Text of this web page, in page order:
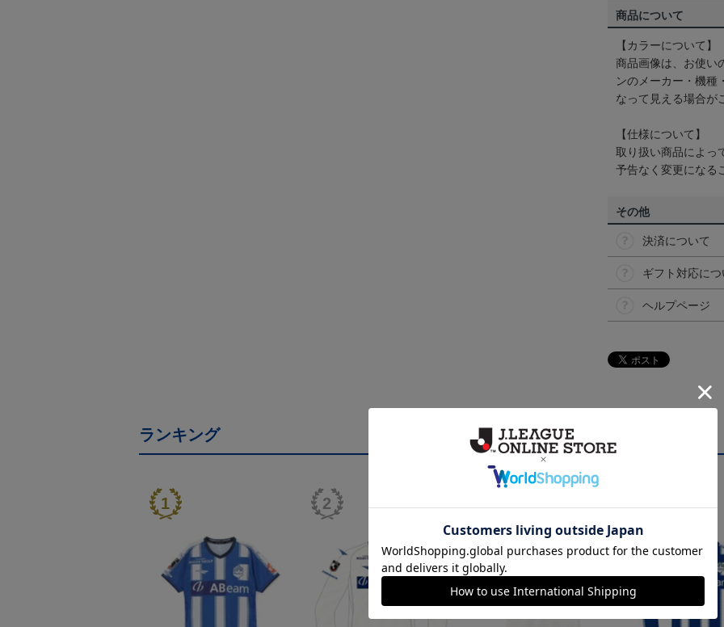
商品について
【カラーについて】
商品画像は、お使い
ンのメーカー・機種
なって見える場合が
【仕様について】
取り扱い商品によっ
予告なく変更になる
その他
決済について
ギフト対応に
ヘルプページ
ランキング